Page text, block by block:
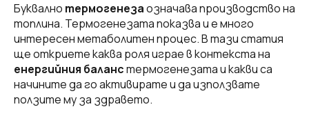
Буквално термогенезаозначава производство на
топлина. Термогенезата показва и е много
интересен метаболитен процес. В тази статия
ще откриете каква роля играе в контекста на
енергийния баланстермогенезата и какви са
начините да гo активирате и да използвате
ползите му за здравето.